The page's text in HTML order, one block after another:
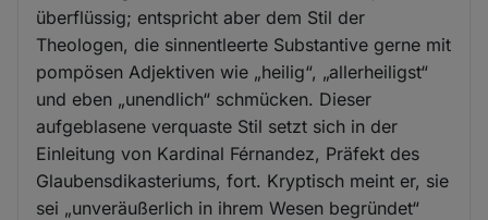
überflüssig; entspricht aber dem Stil der
Theologen, die sinnentleerte Substantive gerne mit
pompösen Adjektiven wie „heilig“, „allerheiligst“
und eben „unendlich“ schmücken. Dieser
aufgeblasene verquaste Stil setzt sich in der
Einleitung von Kardinal Férnandez, Präfekt des
Glaubensdikasteriums, fort. Kryptisch meint er, sie
sei „unveräußerlich in ihrem Wesen begründet“